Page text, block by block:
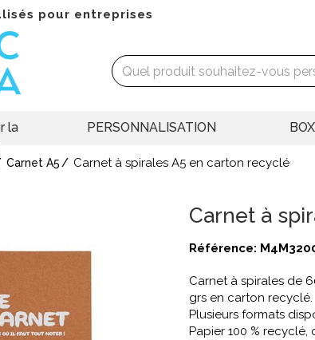
pour entreprises
la
PERSONNALISATION
Carnet A5 Carnet à spirales A5 en carton recyclé
Carnet à
Référence:
Carnet à spirales de
grs en carton recyclé.
Plusieurs formats
Papier 100 % recyclé,